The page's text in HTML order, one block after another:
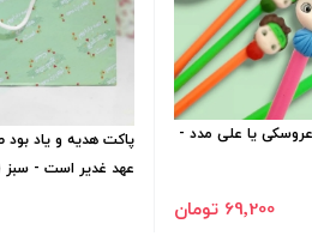
یا علی مدد -
69٬200 تومان
پاکت هدیه و یاد بود
عهد غدیر است -